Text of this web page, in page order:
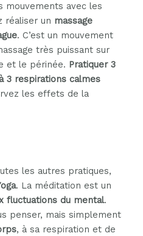
mouvements avec les
réaliser un massage
. C’est un mouvement
très puissant sur
et le périnée. Pratiquer 3
3 respirations calmes
les effets de la
les autres pratiques,
. La méditation est un
fluctuations du mental.
penser, mais simplement
, à sa respiration et de